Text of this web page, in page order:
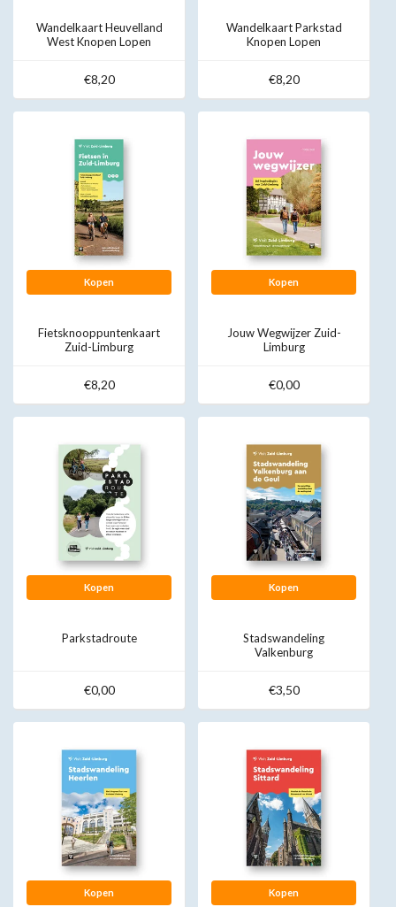
Wandelkaart Heuvelland
West Knopen Lopen
€8,20
Wandelkaart Parkstad
Knopen Lopen
€8,20
Kopen
Fietsknooppuntenkaart
Zuid-Limburg
€8,20
Kopen
Jouw Wegwijzer Zuid-
Limburg
€0,00
Kopen
Parkstadroute
€0,00
Kopen
Stadswandeling
Valkenburg
€3,50
Kopen Kopen